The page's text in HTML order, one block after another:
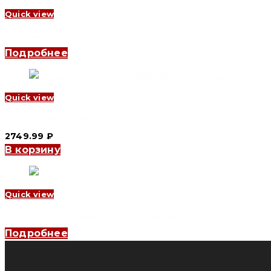
Quick view
Подробнее
Quick view
2749.99 ₽
В корзину
Quick view
Подробнее